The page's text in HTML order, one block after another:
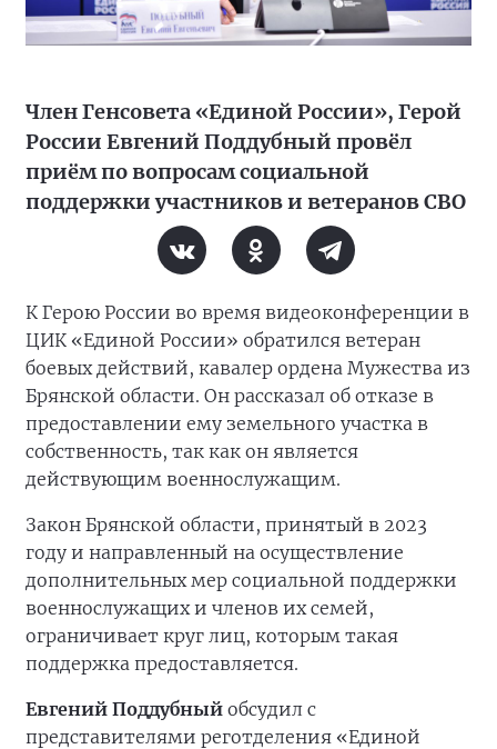
Член Генсовета «Единой России», Герой
России Евгений Поддубный провёл
приём по вопросам социальной
поддержки участников и ветеранов СВО
К Герою России во время видеоконференции в
ЦИК «Единой России» обратился ветеран
боевых действий, кавалер ордена Мужества из
Брянской области. Он рассказал об отказе в
предоставлении ему земельного участка в
собственность, так как он является
действующим военнослужащим.
Закон Брянской области, принятый в 2023
году и направленный на осуществление
дополнительных мер социальной поддержки
военнослужащих и членов их семей,
ограничивает круг лиц, которым такая
поддержка предоставляется.
Евгений Поддубный обсудил с
представителями реготделения «Единой